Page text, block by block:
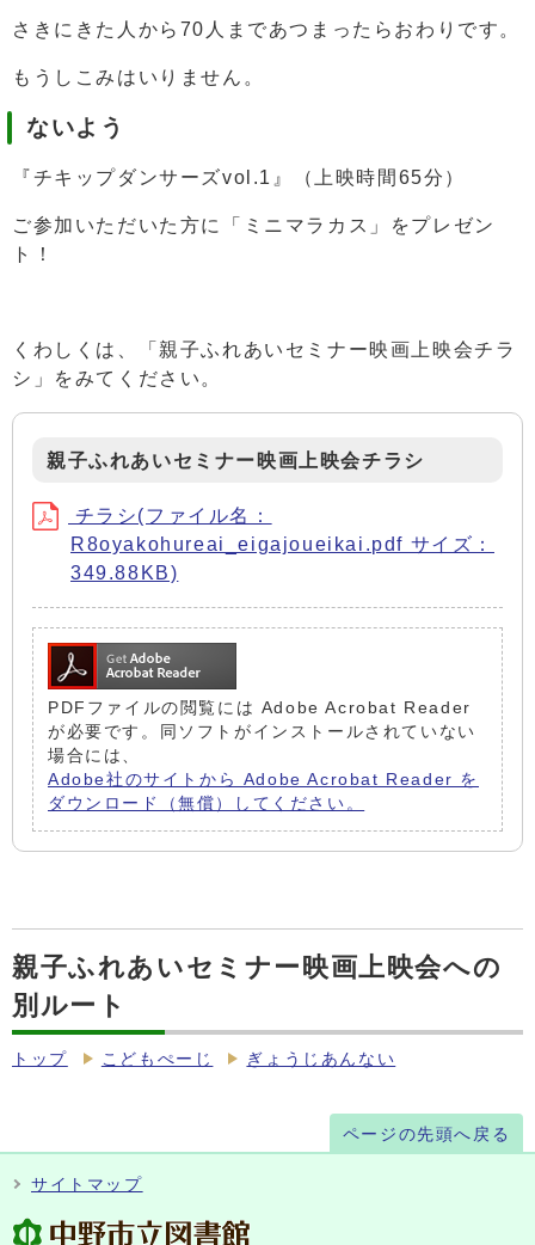
さきにきた人から70人まであつまったらおわりです。
もうしこみはいりません。
ないよう
『チキップダンサーズvol.1』（上映時間65分）
ご参加いただいた方に「ミニマラカス」をプレゼン
ト！
くわしくは、「親子ふれあいセミナー映画上映会チラ
シ」をみてください。
親子ふれあいセミナー映画上映会チラシ
チラシ(ファイル名：
R8oyakohureai_eigajoueikai.pdf サイズ：
349.88KB)
PDFファイルの閲覧には Adobe Acrobat Reader
が必要です。同ソフトがインストールされていない
場合には、
Adobe社のサイトから Adobe Acrobat Reader を
ダウンロード（無償）してください。
親子ふれあいセミナー映画上映会への
別ルート
トップ こどもぺーじ ぎょうじあんない
ページの先頭へ戻る
サイトマップ